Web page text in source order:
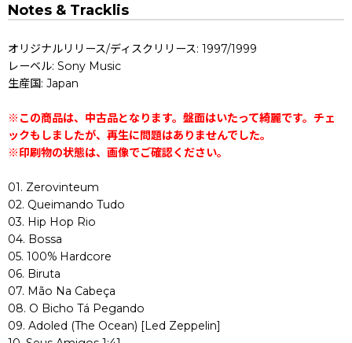
Notes & Tracklis
オリジナルリリース/ディスクリリース: 1997/1999
レーベル: Sony Music
生産国: Japan
※この商品は、中古品となります。盤面はいたって綺麗です。チェ
ックもしましたが、再生に問題はありませんでした。
※印刷物の状態は、画像でご確認ください。
01. Zerovinteum
02. Queimando Tudo
03. Hip Hop Rio
04. Bossa
05. 100% Hardcore
06. Biruta
07. Mão Na Cabeça
08. O Bicho Tá Pegando
09. Adoled (The Ocean) [Led Zeppelin]